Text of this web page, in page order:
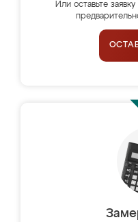
Или оставьте